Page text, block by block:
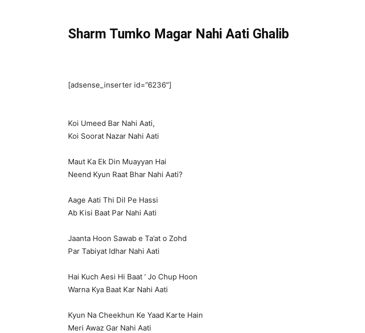
Sharm Tumko Magar Nahi Aati Ghalib
[adsense_inserter id=”6236″]
Koi Umeed Bar Nahi Aati,
Koi Soorat Nazar Nahi Aati
Maut Ka Ek Din Muayyan Hai
Neend Kyun Raat Bhar Nahi Aati?
Aage Aati Thi Dil Pe Hassi
Ab Kisi Baat Par Nahi Aati
Jaanta Hoon Sawab e Ta’at o Zohd
Par Tabiyat Idhar Nahi Aati
Hai Kuch Aesi Hi Baat ‘ Jo Chup Hoon
Warna Kya Baat Kar Nahi Aati
Kyun Na Cheekhun Ke Yaad Karte Hain
Meri Awaz Gar Nahi Aati